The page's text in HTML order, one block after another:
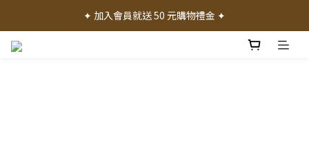
✦ 加入會員就送 50 元購物禮金 ✦
✦ 加入會員就送 50 元購物禮金 ✦